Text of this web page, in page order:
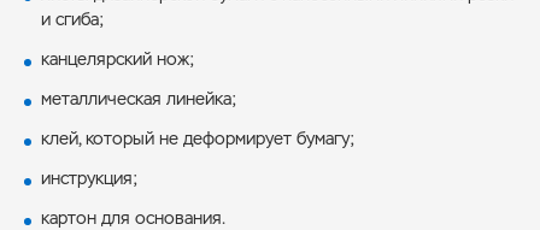
и сгиба;
канцелярский нож;
металлическая линейка;
клей, который не деформирует бумагу;
инструкция;
картон для основания.